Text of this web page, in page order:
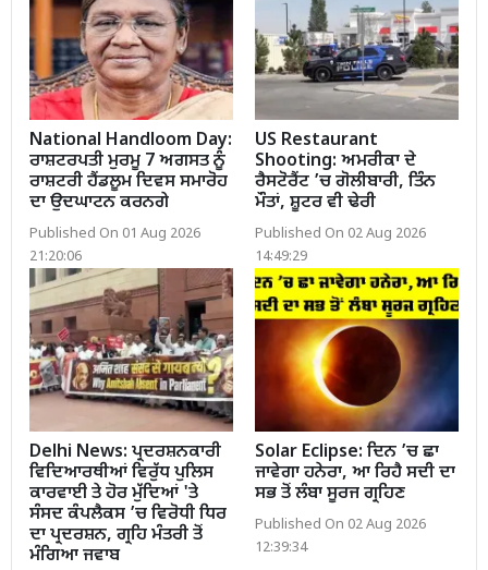
National Handloom Day:
ਰਾਸ਼ਟਰਪਤੀ ਮੁਰਮੂ 7 ਅਗਸਤ ਨੂੰ
ਰਾਸ਼ਟਰੀ ਹੈਂਡਲੂਮ ਦਿਵਸ ਸਮਾਰੋਹ
ਦਾ ਉਦਘਾਟਨ ਕਰਨਗੇ
Published On 01 Aug 2026
21:20:06
US Restaurant
Shooting: ਅਮਰੀਕਾ ਦੇ
ਰੈਸਟੋਰੈਂਟ ’ਚ ਗੋਲੀਬਾਰੀ, ਤਿੰਨ
ਮੌਤਾਂ, ਸ਼ੂਟਰ ਵੀ ਢੇਰੀ
Published On 02 Aug 2026
14:49:29
Delhi News: ਪ੍ਰਦਰਸ਼ਨਕਾਰੀ
ਵਿਦਿਆਰਥੀਆਂ ਵਿਰੁੱਧ ਪੁਲਿਸ
ਕਾਰਵਾਈ ਤੇ ਹੋਰ ਮੁੱਦਿਆਂ 'ਤੇ
ਸੰਸਦ ਕੰਪਲੈਕਸ ’ਚ ਵਿਰੋਧੀ ਧਿਰ
ਦਾ ਪ੍ਰਦਰਸ਼ਨ, ਗ੍ਰਹਿ ਮੰਤਰੀ ਤੋਂ
ਮੰਗਿਆ ਜਵਾਬ
Solar Eclipse: ਦਿਨ ’ਚ ਛਾ
ਜਾਵੇਗਾ ਹਨੇਰਾ, ਆ ਰਿਹੈ ਸਦੀ ਦਾ
ਸਭ ਤੋਂ ਲੰਬਾ ਸੂਰਜ ਗ੍ਰਹਿਣ
Published On 02 Aug 2026
12:39:34